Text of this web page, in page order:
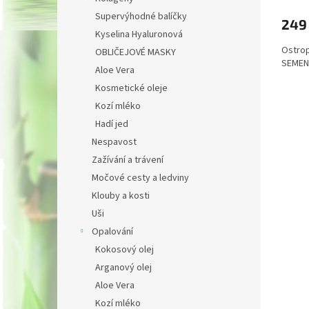
Supervýhodné balíčky
Kyselina Hyaluronová
OBLIČEJOVÉ MASKY
Aloe Vera
Kosmetické oleje
Kozí mléko
Hadí jed
Nespavost
Zažívání a trávení
Močové cesty a ledviny
Klouby a kosti
Uši
Opalování
Kokosový olej
Arganový olej
Aloe Vera
Kozí mléko
249